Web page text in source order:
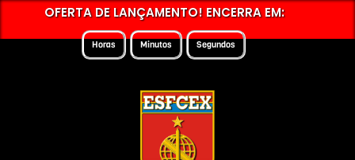
OFERTA DE LANÇAMENTO! ENCERRA EM:
Horas Minutos Segundos